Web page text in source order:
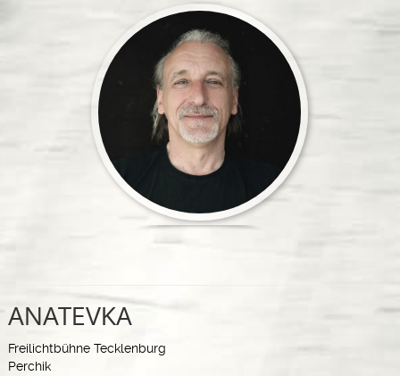
ANATEVKA
Freilichtbühne Tecklenburg
Perchik